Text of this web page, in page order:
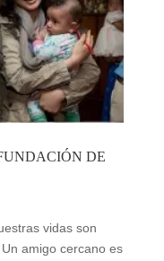
DE
vidas son
amigo cercano es